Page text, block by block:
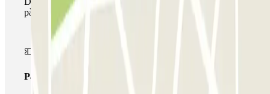
pàrquings d'aquest operador disponibles a Parclick.
Passi il·limitat